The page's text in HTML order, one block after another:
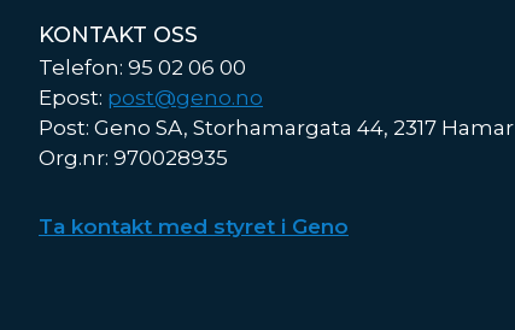
KONTAKT OSS
Telefon: 95 02 06 00
Epost: post@geno.no
Post: Geno SA, Storhamargata 44, 2317 Hamar
Org.nr: 970028935
Ta kontakt med styret i Geno